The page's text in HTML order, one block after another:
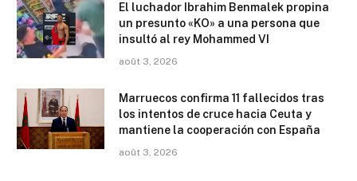
El luchador Ibrahim Benmalek propina
un presunto «KO» a una persona que
insultó al rey Mohammed VI
août 3, 2026
Marruecos confirma 11 fallecidos tras
los intentos de cruce hacia Ceuta y
mantiene la cooperación con España
août 3, 2026